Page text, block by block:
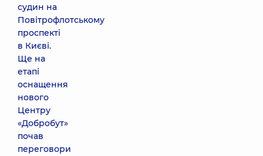
судин на
Повітрофлотському
проспекті
в Києві.
Ще на
етапі
оснащення
нового
Центру
«Добробут»
почав
переговори